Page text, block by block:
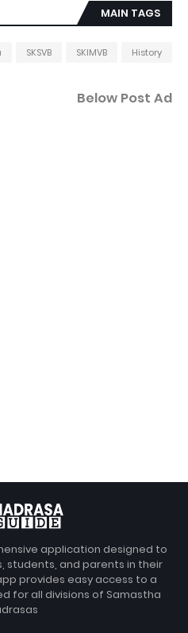
MAIN TAGS
History
SKIMVB
SKSVB
Below Post Ad
application designed to
students, and parents in their
provides easy access to a
for all divisions of Samastha